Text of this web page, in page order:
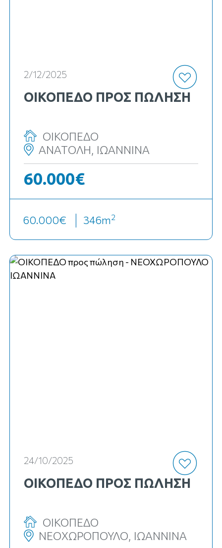
2/12/2025
ΟΙΚΟΠΕΔΟ ΠΡΟΣ ΠΏΛΗΣΗ
ΟΙΚΟΠΕΔΟ
ΑΝΑΤΟΛΗ, ΙΩΑΝΝΙΝΑ
60.000€
60.000€ 346m2
Top
24/10/2025
ΟΙΚΟΠΕΔΟ ΠΡΟΣ ΠΏΛΗΣΗ
ΟΙΚΟΠΕΔΟ
ΝΕΟΧΩΡΟΠΟΥΛΟ, ΙΩΑΝΝΙΝΑ